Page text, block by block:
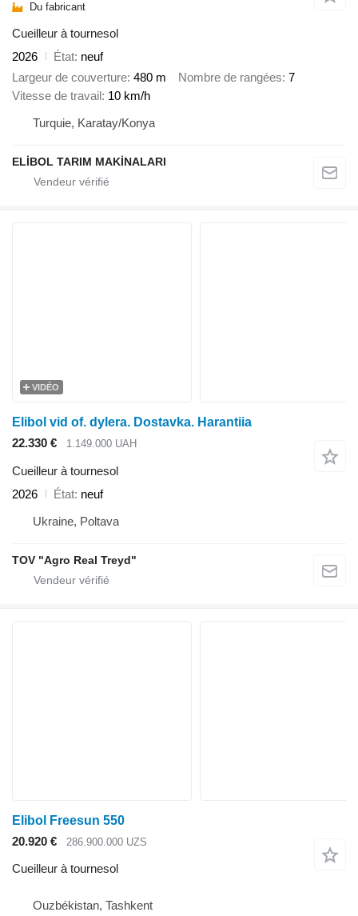
Du fabricant
Cueilleur à tournesol
2026
État neuf
Largeur de couverture 480 m Nombre de rangées 7
Vitesse de travail 10 km/h
Turquie, Karatay/Konya
ELİBOL TARIM MAKİNALARI
VIDÉO
Elibol vid of. dylera. Dostavka. Harantiia
22.330 €
1.149.000 UAH
Cueilleur à tournesol
2026
État neuf
Ukraine, Poltava
TOV "Agro Real Treyd"
Elibol Freesun 550
20.920 €
286.900.000 UZS
Cueilleur à tournesol
Ouzbékistan, Tashkent